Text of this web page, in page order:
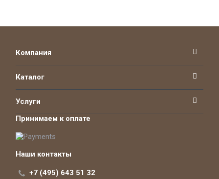
Компания
Каталог
Услуги
Принимаем к оплате
Наши контакты
+7 (495) 643 51 32